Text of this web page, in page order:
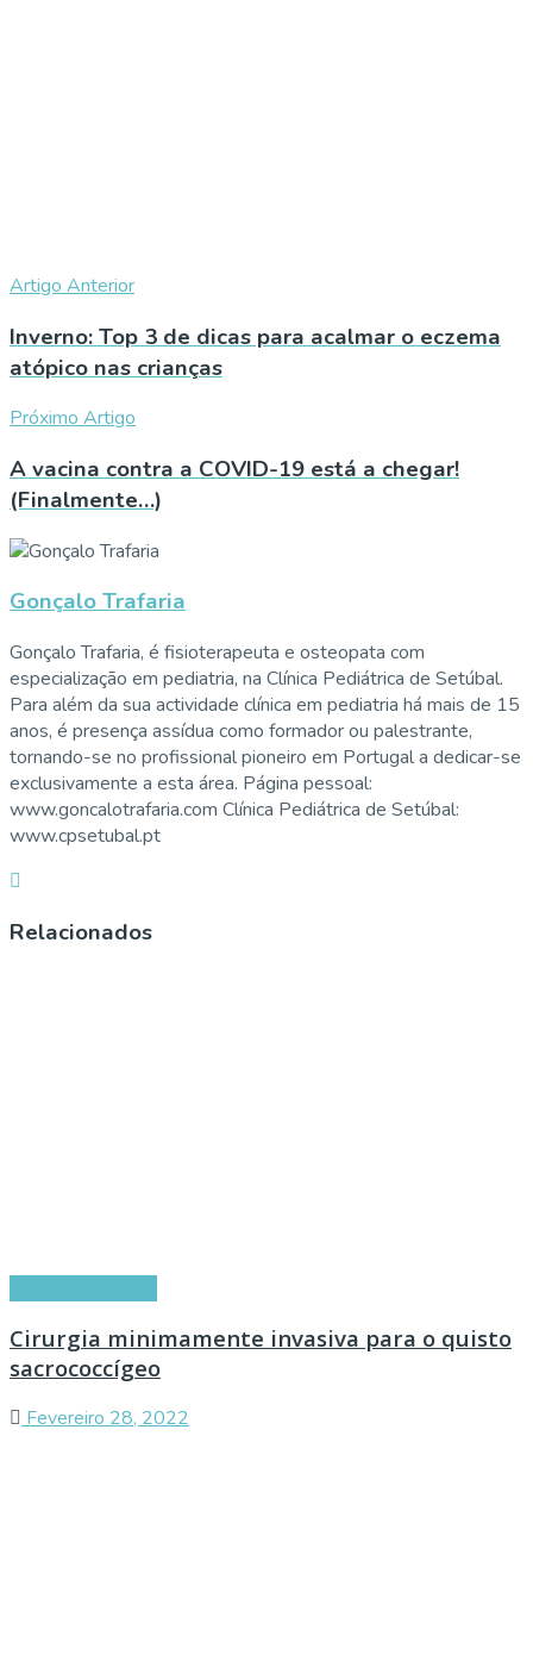
Artigo Anterior
Inverno: Top 3 de dicas para acalmar o eczema
atópico nas crianças
Próximo Artigo
A vacina contra a COVID-19 está a chegar!
(Finalmente…)
Gonçalo Trafaria
Gonçalo Trafaria, é fisioterapeuta e osteopata com
especialização em pediatria, na Clínica Pediátrica de Setúbal.
Para além da sua actividade clínica em pediatria há mais de 15
anos, é presença assídua como formador ou palestrante,
tornando-se no profissional pioneiro em Portugal a dedicar-se
exclusivamente a esta área. Página pessoal:
www.goncalotrafaria.com Clínica Pediátrica de Setúbal:
www.cpsetubal.pt
Relacionados
Cirurgia minimamente invasiva para o quisto
sacrococcígeo
Fevereiro 28, 2022